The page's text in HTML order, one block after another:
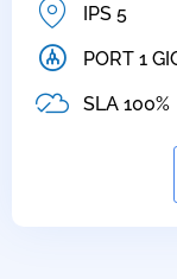
IPS 5
PORT 1
SLA 100%